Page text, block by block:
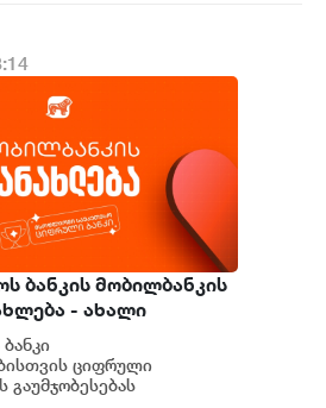
ბანკის მობილბანკის
- ახალი
ციფრული